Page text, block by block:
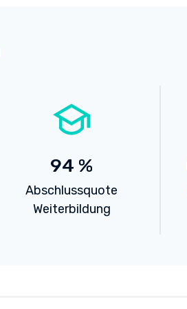
94 %
Abschlussquote
Weiterbildung